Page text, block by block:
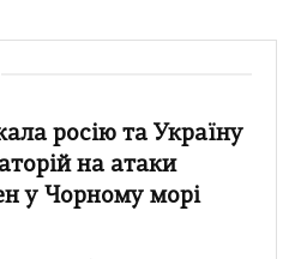
росію та Україну
на атаки
у Чорному морі